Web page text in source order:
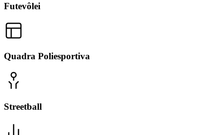
Futevôlei
Quadra Poliesportiva
Streetball